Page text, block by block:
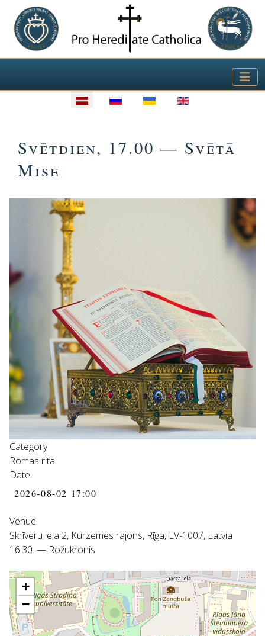
Izvēlieties valodu
Svētdien, 17.00 — Svētā
Mise
Category
Romas ritā
Date
2026-08-02 17:00
Venue
Skrīveru iela 2, Kurzemes rajons, Rīga, LV-1007, Latvia
16.30. — Rožukronis
+
−